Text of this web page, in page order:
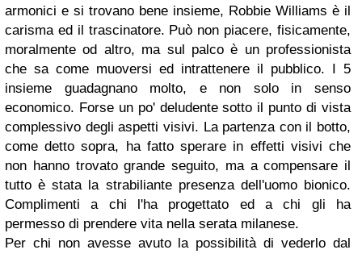
armonici e si trovano bene insieme, Robbie Williams è il
carisma ed il trascinatore. Può non piacere, fisicamente,
moralmente od altro, ma sul palco è un professionista
che sa come muoversi ed intrattenere il pubblico. I 5
insieme guadagnano molto, e non solo in senso
economico. Forse un po' deludente sotto il punto di vista
complessivo degli aspetti visivi. La partenza con il botto,
come detto sopra, ha fatto sperare in effetti visivi che
non hanno trovato grande seguito, ma a compensare il
tutto è stata la strabiliante presenza dell'uomo bionico.
Complimenti a chi l'ha progettato ed a chi gli ha
permesso di prendere vita nella serata milanese.
Per chi non avesse avuto la possibilità di vederlo dal